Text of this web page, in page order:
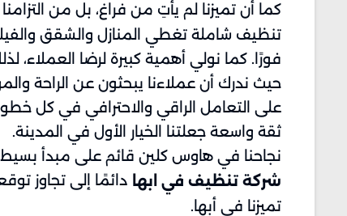
كما أن تميزنا لم يأتِ من فراغ، بل من
تنظيف شاملة تغطي المنازل والشقق
فورًا. كما نولي أهمية كبيرة لرضا
حيث ندرك أن عملاءنا يبحثون عن الراحة
على التعامل الراقي والاحترافي في كل
ثقة واسعة جعلتنا الخيار الأول في المدينة.
نجاحنا في هاوس كلين قائم على مبدأ
شركة تنظيف في ابها دائمًا إلى تجاوز
تميزنا في أبها.